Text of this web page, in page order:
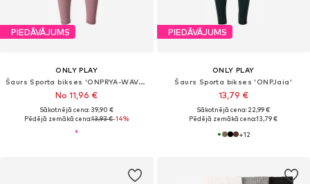
PIEDĀVĀJUMS
ONLY PLAY
Šaurs Sporta bikses 'ONPRYA-WAVES-2'
No 11,96 €
Sākotnējā cena: 39,90 €
Pēdējā zemākā cena:13,93 €-14%
PIEDĀVĀJUMS
ONLY PLAY
Šaurs Sporta bikses 'ONPJaia'
13,79 €
Sākotnējā cena: 22,99 €
Pēdējā zemākā cena:13,79 €
+12